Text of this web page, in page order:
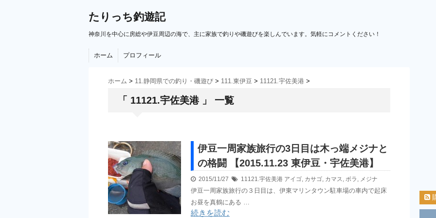
たりっち釣遊記
神奈川を中心に房総や伊豆周辺の海で、主に家族で釣りや磯遊びを楽しんでいます。気軽にコメントください！
ホーム プロフィール
ホーム > 11.静岡県での釣り・磯遊び > 111.東伊豆 > 11121.宇佐美港 >
「 11121.宇佐美港 」 一覧
伊豆一周家族旅行の3日目は木っ端メジナと
の格闘 【2015.11.23 東伊豆・宇佐美港】
2015/11/27 11121.宇佐美港 アイゴ, カサゴ, カマス, ボラ , メジナ
伊豆一周家族旅行の３日目は、伊東マリンタウン駐車場の車内で起床
お昼を真鶴にある …
続きを読む